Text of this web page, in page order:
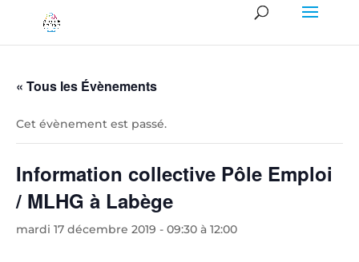
« Tous les Évènements
Cet évènement est passé.
Information collective Pôle Emploi
/ MLHG à Labège
mardi 17 décembre 2019 - 09:30 à 12:00